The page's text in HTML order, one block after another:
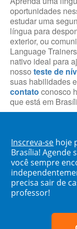
oportunidades
estudar uma
língua para
exterior, ou
Language
nativo ideal para
nosso teste de
suas habilidades
contato conosco
que está em
Inscreva-se hoje
Brasília! Agende
você sempre
precisa sair de
professor!